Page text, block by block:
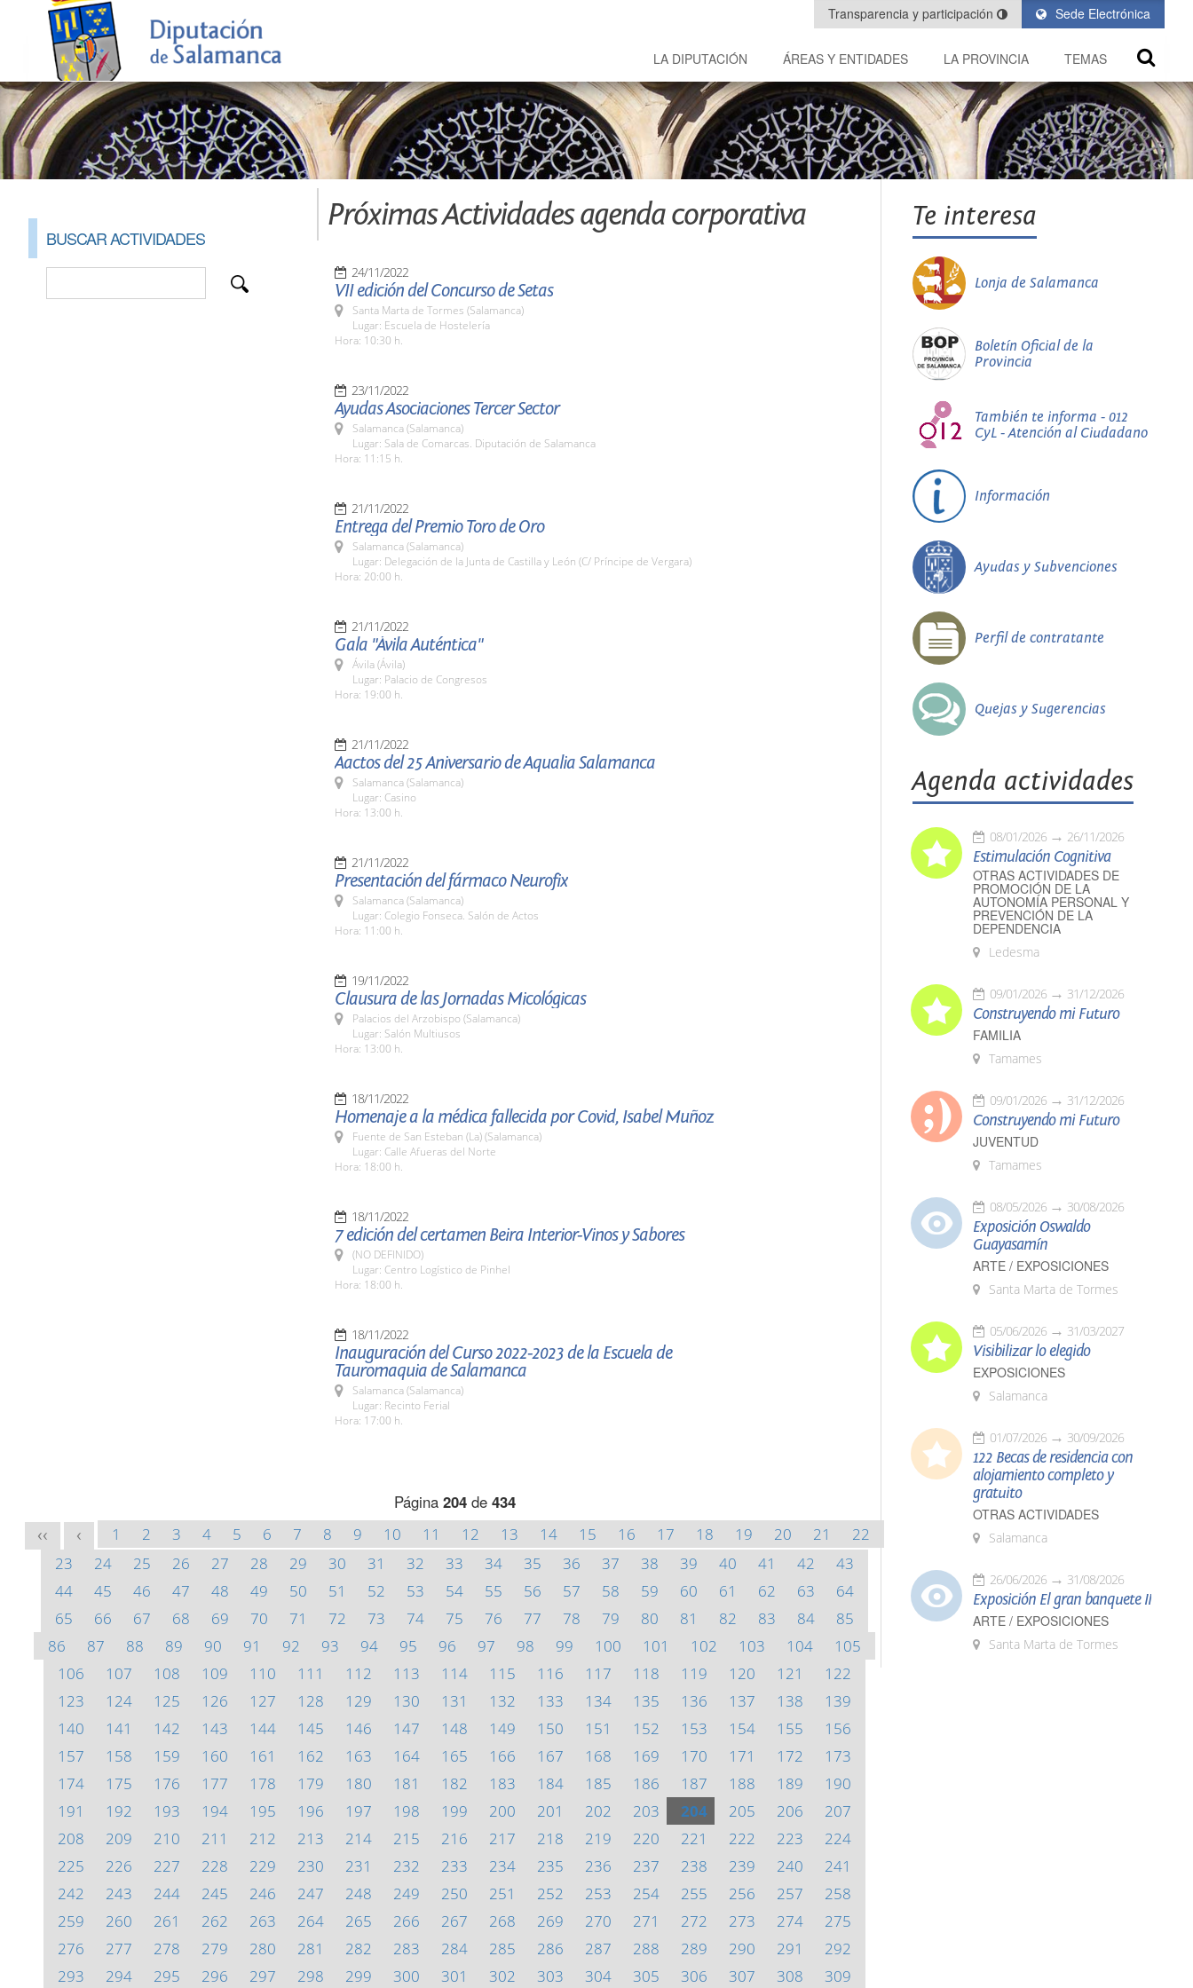
Sede Electrónica
Transparencia y participación
LA DIPUTACIÓN ÁREAS Y ENTIDADES LA PROVINCIA TEMAS
BUSCAR ACTIVIDADES
Próximas Actividades agenda corporativa
24/11/2022
VII edición del Concurso de Setas
Santa Marta de Tormes (Salamanca)
Lugar: Escuela de Hostelería
Hora: 10:30 h.
23/11/2022
Ayudas Asociaciones Tercer Sector
Salamanca (Salamanca)
Lugar: Sala de Comarcas. Diputación de Salamanca
Hora: 11:15 h.
21/11/2022
Entrega del Premio Toro de Oro
Salamanca (Salamanca)
Lugar: Delegación de la Junta de Castilla y León (C/ Príncipe de Vergara)
Hora: 20:00 h.
21/11/2022
Gala "Ávila Auténtica"
Ávila (Ávila)
Lugar: Palacio de Congresos
Hora: 19:00 h.
21/11/2022
Aactos del 25 Aniversario de Aqualia Salamanca
Salamanca (Salamanca)
Lugar: Casino
Hora: 13:00 h.
21/11/2022
Presentación del fármaco Neurofix
Salamanca (Salamanca)
Lugar: Colegio Fonseca. Salón de Actos
Hora: 11:00 h.
19/11/2022
Clausura de las Jornadas Micológicas
Palacios del Arzobispo (Salamanca)
Lugar: Salón Multiusos
Hora: 13:00 h.
18/11/2022
Homenaje a la médica fallecida por Covid, Isabel Muñoz
Fuente de San Esteban (La) (Salamanca)
Lugar: Calle Afueras del Norte
Hora: 18:00 h.
18/11/2022
7 edición del certamen Beira Interior-Vinos y Sabores
(NO DEFINIDO)
Lugar: Centro Logístico de Pinhel
Hora: 18:00 h.
18/11/2022
Inauguración del Curso 2022-2023 de la Escuela de
Tauromaquia de Salamanca
Salamanca (Salamanca)
Lugar: Recinto Ferial
Hora: 17:00 h.
Página 204de 434
<< < 1 2 3 4 5 6 7 8 9 10 11 12 13 14 15 16 17 18 19 20 21
22
23
24 25 26 27 28 29 30 31 32 33 34 35 36 37 38 39 40 41 42
43
44
45 46 47 48 49 50 51 52 53 54 55 56 57 58 59 60 61 62 63
64
65
66 67 68 69 70 71 72 73 74 75 76 77 78 79 80 81 82 83 84
85
86
87 88 89 90 91 92 93 94 95 96 97 98 99 100 101 102 103 104
105
106
107 108 109 110 111 112 113 114 115 116 117 118 119 120 121
122
123
124 125 126 127 128 129 130 131 132 133 134 135 136 137 138
139
140
141 142 143 144 145 146 147 148 149 150 151 152 153 154 155
156
157
158 159 160 161 162 163 164 165 166 167 168 169 170 171 172
173
174
175 176 177 178 179 180 181 182 183 184 185 186 187 188 189
190
191
192 193 194 195 196 197 198 199 200 201 202 203 204 205 206
207
208
209 210 211 212 213 214 215 216 217 218 219 220 221 222 223
224
225
226 227 228 229 230 231 232 233 234 235 236 237 238 239 240
241
242
243 244 245 246 247 248 249 250 251 252 253 254 255 256 257
258
259
260 261 262 263 264 265 266 267 268 269 270 271 272 273 274
275
276
277 278 279 280 281 282 283 284 285 286 287 288 289 290 291
292
293
294 295 296 297 298 299 300 301 302 303 304 305 306 307 308 309
Te interesa
Lonja de Salamanca
Boletín Oficial de la
Provincia
También te informa - 012
CyL - Atención al Ciudadano
Información
Ayudas y Subvenciones
Perfil de contratante
Quejas y Sugerencias
Agenda actividades
08/01/2026 26/11/2026
Estimulación Cognitiva
OTRAS ACTIVIDADES DE
PROMOCIÓN DE LA
AUTONOMÍA PERSONAL Y
PREVENCIÓN DE LA
DEPENDENCIA
Ledesma
09/01/2026 31/12/2026
Construyendo mi Futuro
FAMILIA
Tamames
09/01/2026 31/12/2026
Construyendo mi Futuro
JUVENTUD
Tamames
08/05/2026 30/08/2026
Exposición Oswaldo
Guayasamín
ARTE / EXPOSICIONES
Santa Marta de Tormes
05/06/2026 31/03/2027
Visibilizar lo elegido
EXPOSICIONES
Salamanca
01/07/2026 30/09/2026
122 Becas de residencia con
alojamiento completo y
gratuito
OTRAS ACTIVIDADES
Salamanca
26/06/2026 31/08/2026
Exposición El gran banquete II
ARTE / EXPOSICIONES
Santa Marta de Tormes